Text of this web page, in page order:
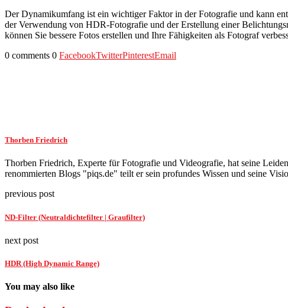
Der Dynamikumfang ist ein wichtiger Faktor in der Fotografie und kann
der Verwendung von HDR-Fotografie und der Erstellung einer
können Sie bessere Fotos erstellen und Ihre Fähigkeiten als Fotograf
0 comments 0 FacebookTwitterPinterestEmail
Thorben Friedrich
Thorben Friedrich, Experte für Fotografie und Videografie, hat seine
renommierten Blogs "piqs.de" teilt er sein profundes Wissen und seine
previous post
ND-Filter (Neutraldichtefilter | Graufilter)
next post
HDR (High Dynamic Range)
You may also like